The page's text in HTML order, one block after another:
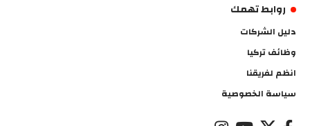
روابط تهمك
دليل الشركات
وظائف تركيا
انظم لفريقنا
سياسة الخصوصية